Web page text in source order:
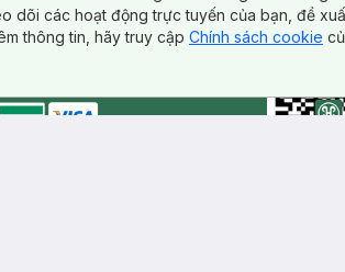
các hoạt động trực tuyến của bạn, đề
thông tin, hãy truy cập Chính sách cookie